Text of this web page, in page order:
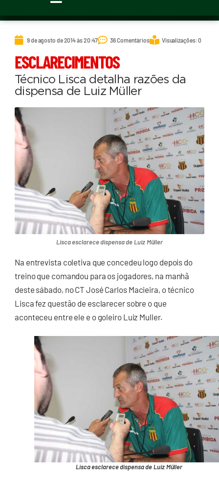
9 de agosto de 2014 às 20:47 36 Comentários Visualizações: 0
ESCLARECIMENTOS
Técnico Lisca detalha razões da
dispensa de Luiz Müller
Lisca esclarece dispensa de Luiz Müller
Na entrevista coletiva que concedeu logo depois do
treino que comandou para os jogadores, na manhã
deste sábado, no CT José Carlos Macieira, o técnico
Lisca fez questão de esclarecer sobre o que
aconteceu entre ele e o goleiro Luiz Muller.
Lisca esclarece dispensa de Luiz Müller